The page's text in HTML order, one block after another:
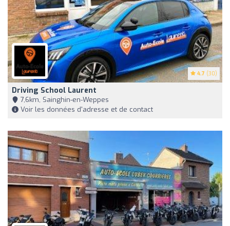
4.7 (30)
Driving School Laurent
7,6km, Sainghin-en-Weppes
Voir les données d'adresse et de contact